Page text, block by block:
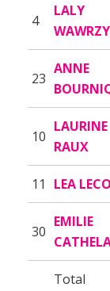
4
LALY
23
ANNE
10
LAURINE
RAUX
11 LEA
30
EMILIE
Total